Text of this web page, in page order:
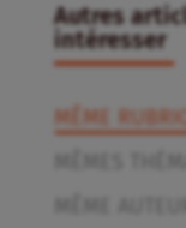
Autres
intéresser
MÊME